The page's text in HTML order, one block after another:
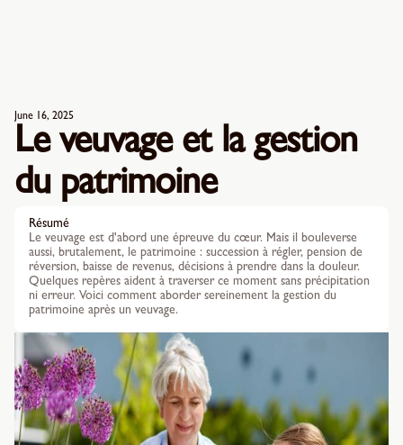
June 16, 2025
Le veuvage et la gestion
du patrimoine
Résumé
Le veuvage est d'abord une épreuve du cœur. Mais il bouleverse
aussi, brutalement, le patrimoine : succession à régler, pension de
réversion, baisse de revenus, décisions à prendre dans la douleur.
Quelques repères aident à traverser ce moment sans précipitation
ni erreur. Voici comment aborder sereinement la gestion du
patrimoine après un veuvage.